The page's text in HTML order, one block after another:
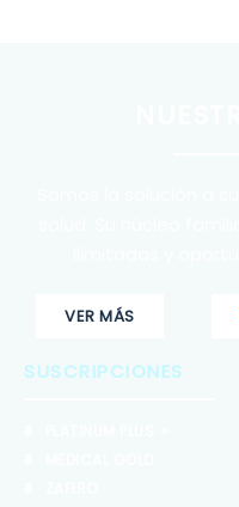
VER MÁS
SUSCRIPCIONES